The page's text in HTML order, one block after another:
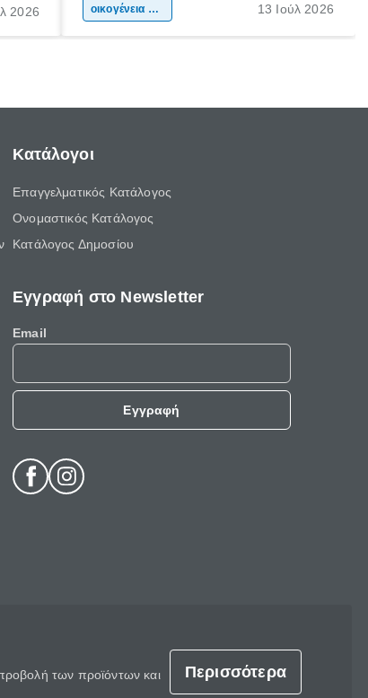
2026
της προσωπικότητας, της κοινωνικότητας
οικογένεια & παιδί 13 Ιούλ 2026
Κατάλογοι
Επαγγελματικός Κατάλογος
Ονομαστικός Κατάλογος
Κατάλογος Δημοσίου
Εγγραφή στο Newsletter
Email
Εγγραφή
των προϊόντων και
Περισσότερα